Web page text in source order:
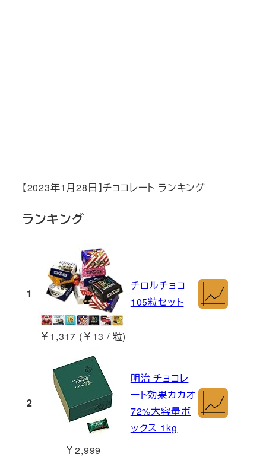
【2023年1月28日】チョコレート ランキング
ランキング
1
￥1,317 (￥13 / 粒)
チロルチョコ
105粒セット
2
￥2,999
明治 チョコレ
ート効果カカオ
72%大容量ボ
ックス 1kg